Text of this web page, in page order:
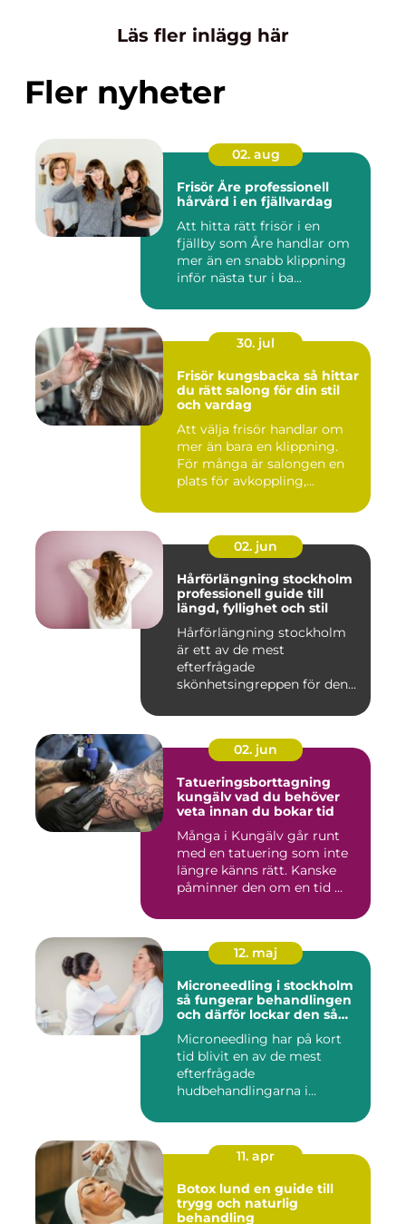
Läs fler inlägg här
Fler nyheter
02. aug
Frisör Åre professionell
hårvård i en fjällvardag
Att hitta rätt frisör i en
fjällby som Åre handlar om
mer än en snabb klippning
inför nästa tur i ba...
30. jul
Frisör kungsbacka så hittar
du rätt salong för din stil
och vardag
Att välja frisör handlar om
mer än bara en klippning.
För många är salongen en
plats för avkoppling,...
02. jun
Hårförlängning stockholm
professionell guide till
längd, fyllighet och stil
Hårförlängning stockholm
är ett av de mest
efterfrågade
skönhetsingreppen för den
02. jun
Tatueringsborttagning
kungälv vad du behöver
veta innan du bokar tid
Många i Kungälv går runt
med en tatuering som inte
längre känns rätt. Kanske
påminner den om en tid ...
12. maj
Microneedling i stockholm
så fungerar behandlingen
och därför lockar den så
Microneedling har på kort
tid blivit en av de mest
efterfrågade
hudbehandlingarna i
11. apr
Botox lund en guide till
trygg och naturlig
behandling